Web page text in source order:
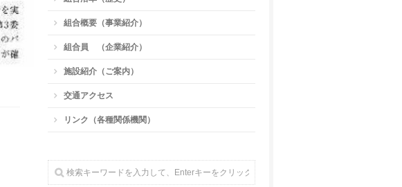
組合概要（事業紹介）
組合員 （企業紹介）
施設紹介（ご案内）
交通アクセス
リンク（各種関係機関）